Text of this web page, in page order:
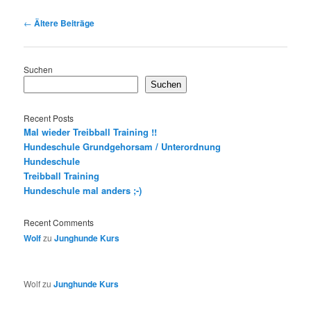
Beitragsnavigation
← Ältere Beiträge
Suchen
Suchen
Recent Posts
Mal wieder Treibball Training !!
Hundeschule Grundgehorsam / Unterordnung
Hundeschule
Treibball Training
Hundeschule mal anders ;-)
Recent Comments
WolfzuJunghunde Kurs
WolfzuJunghunde Kurs